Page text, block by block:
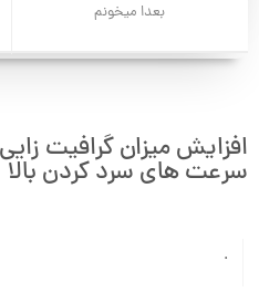
بعدا میخونم
افزایش میزان گرافیت
سرعت های سرد کردن بالا
.